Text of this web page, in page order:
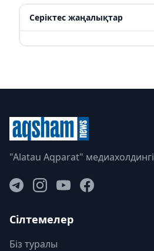
Серіктес жаңалықтар
"Alatau Aqparat" медиахолдингі
Сілтемелер
Біз туралы